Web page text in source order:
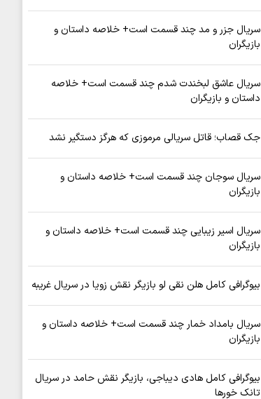
سریال جزر و مد چند قسمت است+ خلاصه داستان و
بازیگران
سریال عاشق لبخندت شدم چند قسمت است+ خلاصه
داستان و بازیگران
جک قصاب؛ قاتل سریالی مرموزی که هرگز دستگیر نشد
سریال سوجان چند قسمت است+ خلاصه داستان و
بازیگران
سریال اسیر زیبایی چند قسمت است+ خلاصه داستان و
بازیگران
بیوگرافی کامل هلن نقی لو بازیگر نقش زویا در سریال غریبه
سریال بامداد خمار چند قسمت است+ خلاصه داستان و
بازیگران
بیوگرافی کامل هادی دیباجی، بازیگر نقش حامد در سریال
تانک خورها